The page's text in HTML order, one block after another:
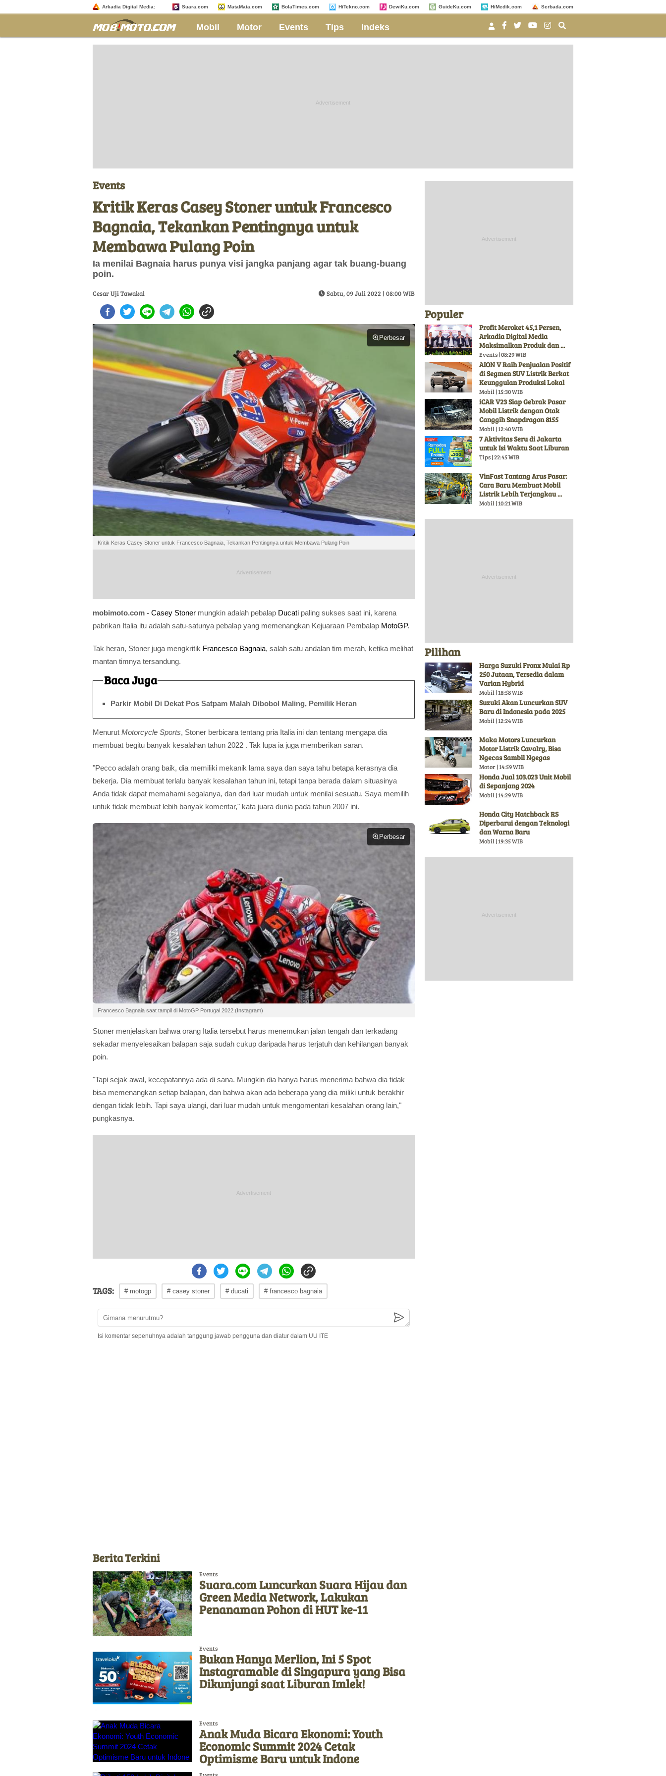
Arkadia Digital Media: Suara.com MataMata.com BolaTimes.com HiTekno.com DewiKu.com GuideKu.com HiMedik.com Serbada.com
Mobil Motor Events Tips Indeks
Events
Kritik Keras Casey Stoner untuk Francesco
Bagnaia, Tekankan Pentingnya untuk
Membawa Pulang Poin
Ia menilai Bagnaia harus punya visi jangka panjang agar tak buang-buang
poin.
Cesar Uji Tawakal Sabtu, 09 Juli 2022 | 08:00 WIB
Perbesar
Kritik Keras Casey Stoner untuk Francesco Bagnaia, Tekankan Pentingnya untuk Membawa Pulang Poin
mobimoto.com - Casey Stoner mungkin adalah pebalap Ducati paling sukses saat ini, karena
pabrikan Italia itu adalah satu-satunya pebalap yang memenangkan Kejuaraan Pembalap MotoGP.
Tak heran, Stoner juga mengkritik Francesco Bagnaia, salah satu andalan tim merah, ketika melihat
mantan timnya tersandung.
Baca Juga
Parkir Mobil Di Dekat Pos Satpam Malah Dibobol Maling, Pemilik Heran
Menurut Motorcycle Sports, Stoner berbicara tentang pria Italia ini dan tentang mengapa dia
membuat begitu banyak kesalahan tahun 2022 . Tak lupa ia juga memberikan saran.
"Pecco adalah orang baik, dia memiliki mekanik lama saya dan saya tahu betapa kerasnya dia
bekerja. Dia membuat terlalu banyak kesalahan tahun ini, tetapi tanpa berada dalam situasinya
Anda tidak dapat memahami segalanya, dan dari luar mudah untuk menilai sesuatu. Saya memilih
untuk tidak membuat lebih banyak komentar," kata juara dunia pada tahun 2007 ini.
Perbesar
Francesco Bagnaia saat tampil di MotoGP Portugal 2022 (Instagram)
Stoner menjelaskan bahwa orang Italia tersebut harus menemukan jalan tengah dan terkadang
sekadar menyelesaikan balapan saja sudah cukup daripada harus terjatuh dan kehilangan banyak
poin.
"Tapi sejak awal, kecepatannya ada di sana. Mungkin dia hanya harus menerima bahwa dia tidak
bisa memenangkan setiap balapan, dan bahwa akan ada beberapa yang dia miliki untuk berakhir
dengan tidak lebih. Tapi saya ulangi, dari luar mudah untuk mengomentari kesalahan orang lain,"
pungkasnya.
TAGS: # motogp # casey stoner # ducati # francesco bagnaia
Isi komentar sepenuhnya adalah tanggung jawab pengguna dan diatur dalam UU ITE
Berita Terkini
Events
Suara.com Luncurkan Suara Hijau dan
Green Media Network, Lakukan
Penanaman Pohon di HUT ke-11
Events
Bukan Hanya Merlion, Ini 5 Spot
Instagramable di Singapura yang Bisa
Dikunjungi saat Liburan Imlek!
Events
Anak Muda Bicara Ekonomi: Youth
Economic Summit 2024 Cetak
Optimisme Baru untuk Indone
Events
Populer
Profit Meroket 45,1 Persen,
Arkadia Digital Media
Maksimalkan Produk dan ...
Events | 08:29 WIB
AION V Raih Penjualan Positif
di Segmen SUV Listrik Berkat
Keunggulan Produksi Lokal
Mobil | 15:30 WIB
iCAR V23 Siap Gebrak Pasar
Mobil Listrik dengan Otak
Canggih Snapdragon 8155
Mobil | 12:40 WIB
7 Aktivitas Seru di Jakarta
untuk Isi Waktu Saat Liburan
Tips | 22:45 WIB
VinFast Tantang Arus Pasar:
Cara Baru Membuat Mobil
Listrik Lebih Terjangkau ...
Mobil | 10:21 WIB
Pilihan
Harga Suzuki Fronx Mulai Rp
250 Jutaan, Tersedia dalam
Varian Hybrid
Mobil | 18:58 WIB
Suzuki Akan Luncurkan SUV
Baru di Indonesia pada 2025
Mobil | 12:24 WIB
Maka Motors Luncurkan
Motor Listrik Cavalry, Bisa
Ngecas Sambil Ngegas
Motor | 14:59 WIB
Honda Jual 103.023 Unit Mobil
di Sepanjang 2024
Mobil | 14:29 WIB
Honda City Hatchback RS
Diperbarui dengan Teknologi
dan Warna Baru
Mobil | 19:35 WIB